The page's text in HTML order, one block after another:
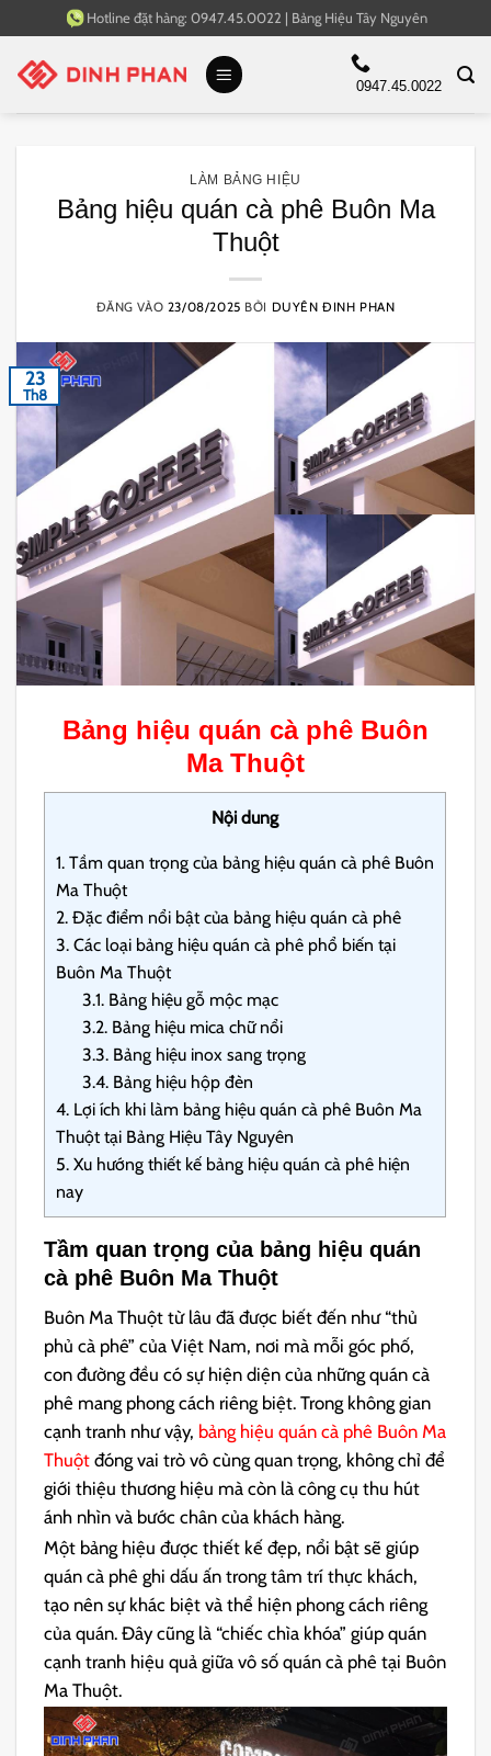
qua
nội
Hotline đặt hàng: 0947.45.0022 | Bảng Hiệu Tây Nguyên
0947.45.0022
LÀM BẢNG HIỆU
Bảng hiệu quán cà phê Buôn Ma
Thuột
ĐĂNG VÀO 23/08/2025 BỞI DUYÊN ĐINH PHAN
23
Th8
Bảng hiệu quán cà phê Buôn
Ma Thuột
Nội dung
1. Tầm quan trọng của bảng hiệu quán cà phê Buôn
Ma Thuột
2. Đặc điểm nổi bật của bảng hiệu quán cà phê
3. Các loại bảng hiệu quán cà phê phổ biến tại
Buôn Ma Thuột
3.1. Bảng hiệu gỗ mộc mạc
3.2. Bảng hiệu mica chữ nổi
3.3. Bảng hiệu inox sang trọng
3.4. Bảng hiệu hộp đèn
4. Lợi ích khi làm bảng hiệu quán cà phê Buôn Ma
Thuột tại Bảng Hiệu Tây Nguyên
5. Xu hướng thiết kế bảng hiệu quán cà phê hiện
nay
Tầm quan trọng của bảng hiệu quán
cà phê Buôn Ma Thuột
Buôn Ma Thuột từ lâu đã được biết đến như “thủ
phủ cà phê” của Việt Nam, nơi mà mỗi góc phố,
con đường đều có sự hiện diện của những quán cà
phê mang phong cách riêng biệt. Trong không gian
cạnh tranh như vậy, bảng hiệu quán cà phê Buôn Ma
Thuột đóng vai trò vô cùng quan trọng, không chỉ để
giới thiệu thương hiệu mà còn là công cụ thu hút
ánh nhìn và bước chân của khách hàng.
Một bảng hiệu được thiết kế đẹp, nổi bật sẽ giúp
quán cà phê ghi dấu ấn trong tâm trí thực khách,
tạo nên sự khác biệt và thể hiện phong cách riêng
của quán. Đây cũng là “chiếc chìa khóa” giúp quán
cạnh tranh hiệu quả giữa vô số quán cà phê tại Buôn
Ma Thuột.